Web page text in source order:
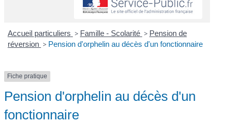
Accueil particuliers > Famille - Scolarité > Pension de
réversion > Pension d'orphelin au décès d'un fonctionnaire
Fiche pratique
Pension d'orphelin au décès d'un
fonctionnaire